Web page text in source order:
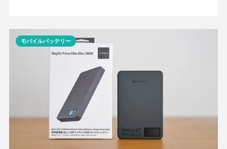
モバイルバッテリー